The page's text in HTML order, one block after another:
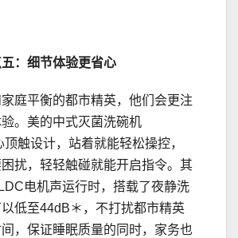
：细节体验更省心
庭平衡的都市精英，他们会更注
。美的中式灭菌洗碗机
触设计，站着就能轻松操控，
扰，轻轻触碰就能开启指令。其
电机声运行时，搭载了夜静洗
低至44dB＊，不打扰都市精英
，保证睡眠质量的同时，家务也